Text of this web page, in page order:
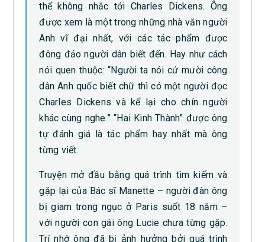
thể không nhắc tới Charles Dickens. Ông
được xem là một trong những nhà văn người
Anh vĩ đại nhất, với các tác phẩm được
đông đảo người dân biết đến. Hay như cách
nói quen thuộc: “Người ta nói cứ mười công
dân Anh quốc biết chữ thì có một người đọc
Charles Dickens và kể lại cho chín người
khác cùng nghe.” “Hai Kinh Thành” được ông
tự đánh giá là tác phẩm hay nhất mà ông
từng viết.
Truyện mở đầu bằng quá trình tìm kiếm và
gặp lại của Bác sĩ Manette – người đàn ông
bị giam trong ngục ở Paris suốt 18 năm –
với người con gái ông Lucie chưa từng gặp.
Trí nhớ ông đã bị ảnh hưởng bởi quá trình